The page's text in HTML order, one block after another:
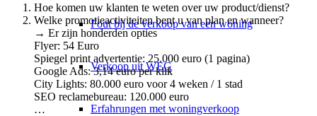
Fout bij de verkoop van een woning
Verkoop uit WEG
Erfahrungen met woningverkoop
Hoe komen uw klanten te weten over uw product/dienst?
Welke promotieactiviteiten bent u van plan en wanneer?
→ Er zijn honderden opties
Flyer: 54 Euro
Spiegel print advertentie: 25.000 euro (1 pagina)
Google Ads: 3,14 euro per klik
City Lights: 80.000 euro voor 4 weken / 1 stad
SEO reclamebureau: 120.000 euro
…